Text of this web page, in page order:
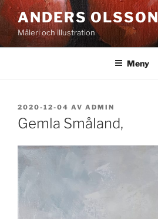
Hoppa
till
innehåll
ANDERS OLSSON
Måleri och illustration
Meny
PUBLICERAT
2020-12-04 AV ADMIN
Gemla Småland,